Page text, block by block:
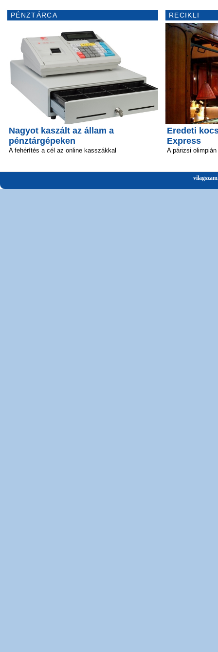
PÉNZTÁRCA
Nagyot kaszált az állam a
pénztárgépeken
A fehérítés a cél az online kasszákkal
RECIKLI
Eredeti
Express
A párizsi olimpián